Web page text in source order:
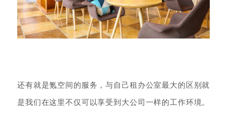
还有就是氪空间的服务，与自己租办公室最大的区别就
是我们在这里不仅可以享受到大公司一样的工作环境。